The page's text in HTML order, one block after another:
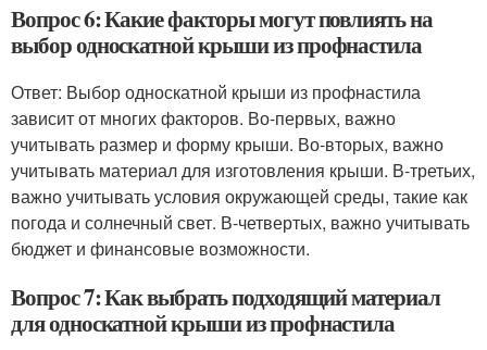
Вопрос 6: Какие факторы могут повлиять на
выбор односкатной крыши из профнастила
Ответ: Выбор односкатной крыши из профнастила
зависит от многих факторов. Во-первых, важно
учитывать размер и форму крыши. Во-вторых, важно
учитывать материал для изготовления крыши. В-третьих,
важно учитывать условия окружающей среды, такие как
погода и солнечный свет. В-четвертых, важно учитывать
бюджет и финансовые возможности.
Вопрос 7: Как выбрать подходящий материал
для односкатной крыши из профнастила